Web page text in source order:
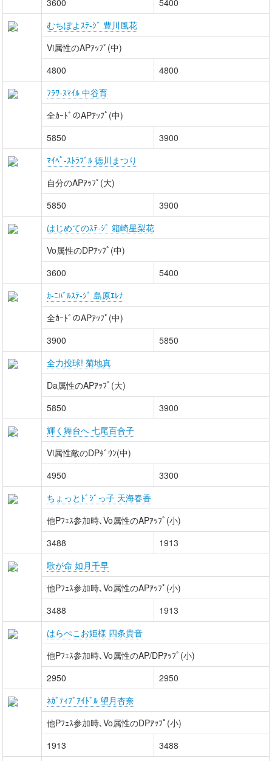
3600
5400
むちぽよｽﾃ-ｼﾞ 豊川風花
Vi属性のAPｱｯﾌﾟ(中)
4800
4800
ﾌﾗﾜ-ｽﾏｲﾙ 中谷育
全ｶｰﾄﾞのAPｱｯﾌﾟ(中)
5850
3900
ﾏｲﾍﾟ-ｽﾄﾗﾌﾞﾙ 徳川まつり
自分のAPｱｯﾌﾟ(大)
5850
3900
はじめてのｽﾃ-ｼﾞ 箱崎星梨花
Vo属性のDPｱｯﾌﾟ(中)
3600
5400
ｶ-ﾆﾊﾞﾙｽﾃ-ｼﾞ 島原ｴﾚﾅ
全ｶｰﾄﾞのAPｱｯﾌﾟ(中)
3900
5850
全力投球! 菊地真
Da属性のAPｱｯﾌﾟ(大)
5850
3900
輝く舞台へ 七尾百合子
Vi属性敵のDPﾀﾞｳﾝ(中)
4950
3300
ちょっとﾄﾞｼﾞっ子 天海春香
他Pﾌｪｽ参加時､Vo属性のAPｱｯﾌﾟ(小)
3488
1913
歌が命 如月千早
他Pﾌｪｽ参加時､Vo属性のAPｱｯﾌﾟ(小)
3488
1913
はらぺこお姫様 四条貴音
他Pﾌｪｽ参加時､Vo属性のAP/DPｱｯﾌﾟ(小)
2950
2950
ﾈｶﾞﾃｨﾌﾞｱｲﾄﾞﾙ 望月杏奈
他Pﾌｪｽ参加時､Vo属性のDPｱｯﾌﾟ(小)
1913
3488